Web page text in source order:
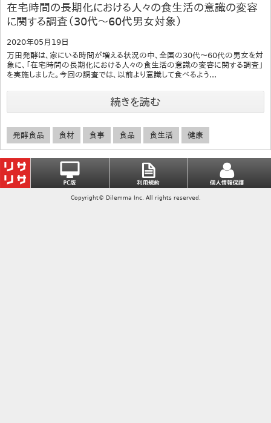
在宅時間の長期化における人々の食生活の意識の変容
に関する調査（30代～60代男女対象）
2020年05月19日
万田発酵は、家にいる時間が増える状況の中、全国の30代～60代の男女を対
象に、「在宅時間の長期化における人々の食生活の意識の変容に関する調査」
を実施しました。今回の調査では、以前より意識して食べるよう...
続きを読む
発酵食品 食材 食事 食品 食生活 健康
Copyright© Dilemma Inc. All rights reserved.